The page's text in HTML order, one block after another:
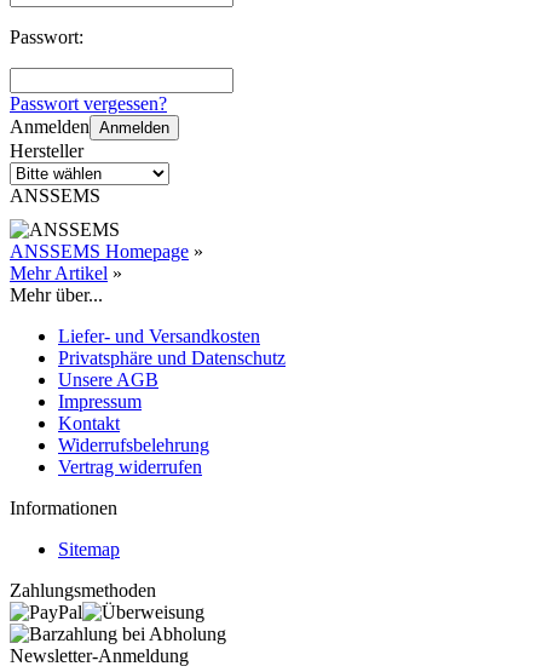
Passwort:
Passwort vergessen?
Anmelden Anmelden
Hersteller
ANSSEMS
ANSSEMS Homepage »
Mehr Artikel »
Mehr über...
Liefer- und Versandkosten
Privatsphäre und Datenschutz
Unsere AGB
Impressum
Kontakt
Widerrufsbelehrung
Vertrag widerrufen
Informationen
Sitemap
Zahlungsmethoden
Newsletter-Anmeldung